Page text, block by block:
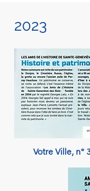
2023
Votre Ville, n°